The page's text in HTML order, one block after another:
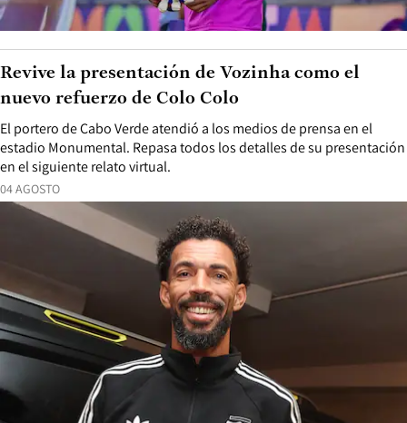
04 AGOSTO
El portero de Cabo Verde atendió a los medios de prensa en el
estadio Monumental. Repasa todos los detalles de su presentación
en el siguiente relato virtual.
Revive la presentación de Vozinha como el
nuevo refuerzo de Colo Colo